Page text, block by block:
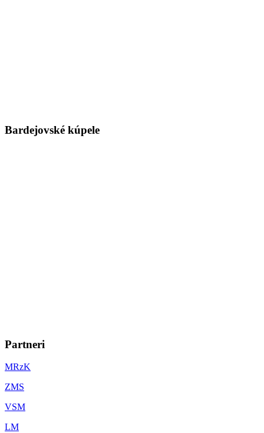
Bardejovské kúpele
Partneri
MRzK
ZMS
VSM
LM